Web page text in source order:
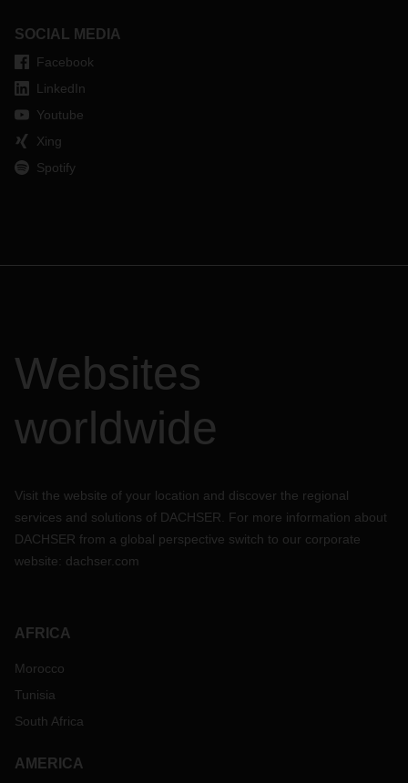
SOCIAL MEDIA
Facebook
LinkedIn
Youtube
Xing
Spotify
Websites
worldwide
Visit the website of your location and discover the regional
services and solutions of DACHSER. For more information about
DACHSER from a global perspective switch to our corporate
website: dachser.com
AFRICA
Morocco
Tunisia
South Africa
AMERICA